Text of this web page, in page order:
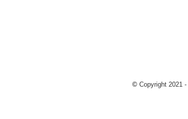
©Copyright 2021 -